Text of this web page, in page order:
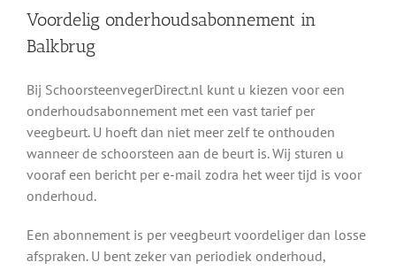
Voordelig onderhoudsabonnement in
Balkbrug
Bij SchoorsteenvegerDirect.nl kunt u kiezen voor een
onderhoudsabonnement met een vast tarief per
veegbeurt. U hoeft dan niet meer zelf te onthouden
wanneer de schoorsteen aan de beurt is. Wij sturen u
vooraf een bericht per e-mail zodra het weer tijd is voor
onderhoud.
Een abonnement is per veegbeurt voordeliger dan losse
afspraken. U bent zeker van periodiek onderhoud,